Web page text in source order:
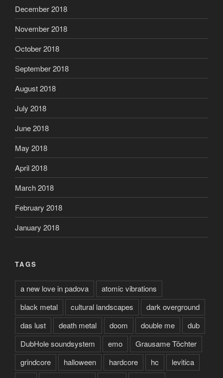
December 2018
November 2018
October 2018
September 2018
August 2018
July 2018
June 2018
May 2018
April 2018
March 2018
February 2018
January 2018
TAGS
a new love in padova
atomic vibrations
black metal
cultural landscapes
dark overground
das lust
death metal doom double me
dub
DubHole soundsystem
emo
Grausame Töchter
grindcore
halloween hardcore hc
levitica